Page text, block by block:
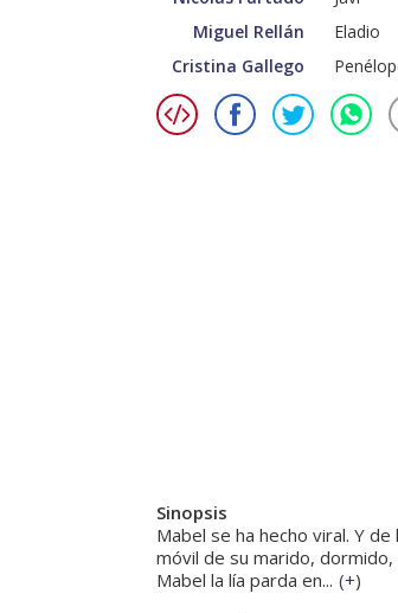
Miguel Rellán
Eladio
Cristina Gallego
Sinopsis
Mabel se ha hecho viral. Y
móvil de su marido,
Mabel la lía parda en... (+)